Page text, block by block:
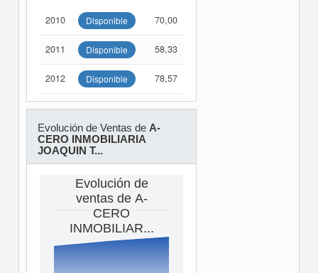
2010 Disponible 70,00
2011 Disponible 58,33
2012 Disponible 78,57
Evolución de Ventas de A-
CERO INMOBILIARIA
JOAQUIN T...
Evolución de
ventas de A-
CERO
INMOBILIAR...